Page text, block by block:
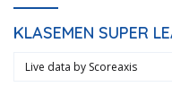
KLASEMEN SUPER
Live data by Scoreaxis